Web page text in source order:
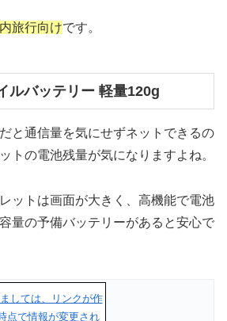
旅行向けです。
ルバッテリー 軽量120g
と通信量を気にせずネットできるの
トの電池残量が気になりますよね。
ットは画面が大きく、高機能で電池
量の予備バッテリーがあると安心で